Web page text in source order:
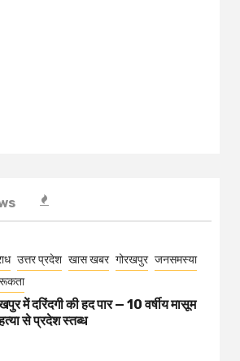
उत्तर प्रदेश खास खबर गोरखपुर जनसमस्या
में दरिंदगी की हद पार — 10 वर्षीय मासूम
से प्रदेश स्तब्ध